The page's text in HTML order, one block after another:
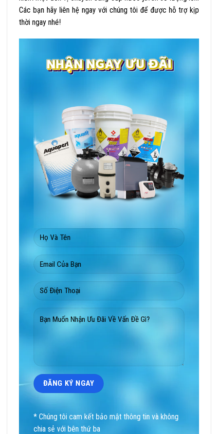
Các bạn hãy liên hệ ngay với chúng tôi để được hỗ trợ kịp
thời ngay nhé!
* Chúng tôi cam kết bảo mật thông tin và không
chia sẻ với bên thứ ba